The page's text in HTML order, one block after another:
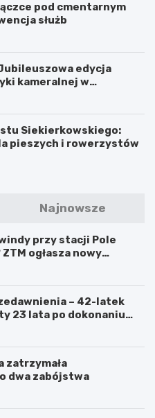
pod cmentarnym
służb
edycja
kameralnej w
Siekierkowskiego:
pieszych i rowerzystów
Najnowsze
przy stacji Pole
ogłasza nowy
– 42-latek
23 lata po dokonaniu
zatrzymała
dwa zabójstwa